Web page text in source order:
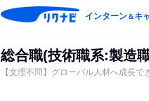
インターン＆キ
総合職(技術職系:製造
【文理不問】グローバル人材へ成長で